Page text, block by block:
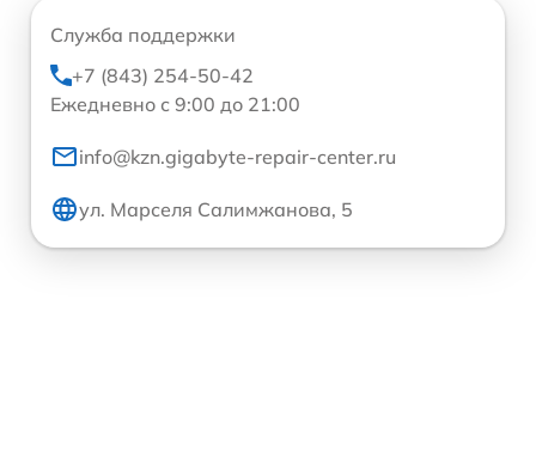
Служба поддержки
+7 (843) 254-50-42
Ежедневно с 9:00 до 21:00
info@kzn.gigabyte-repair-center.ru
ул. Марселя Салимжанова, 5